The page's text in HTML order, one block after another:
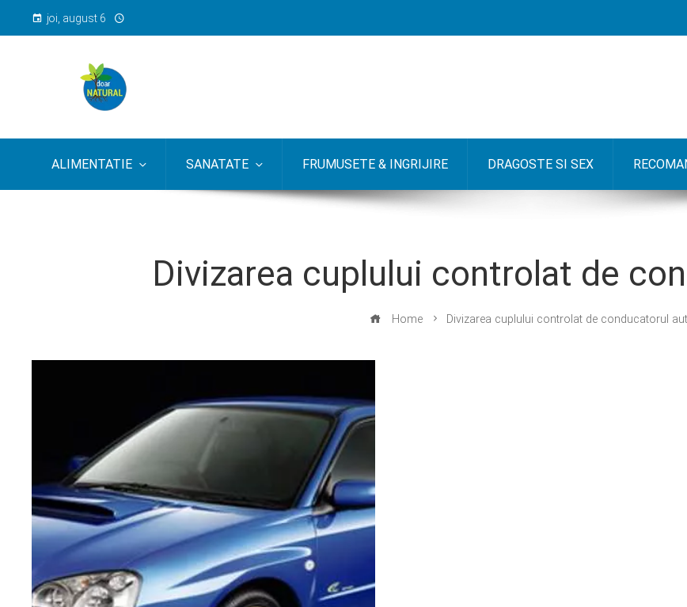
joi, august 6
ALIMENTATIE SANATATE FRUMUSETE & INGRIJIRE DRAGOSTE SI SEX
Divizarea cuplului controlat de
Home Divizarea cuplului controlat de conducatorul